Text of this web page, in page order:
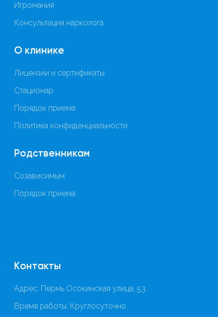
Игромания
Консультация нарколога
О клинике
Лицензии и сертификаты
Стационар
Порядок приема
Политика конфиденциальности
Родственникам
Созависимым
Порядок приема
Контакты
Адрес: Пермь Осокинская улица, 53
Время работы: Круглосуточно